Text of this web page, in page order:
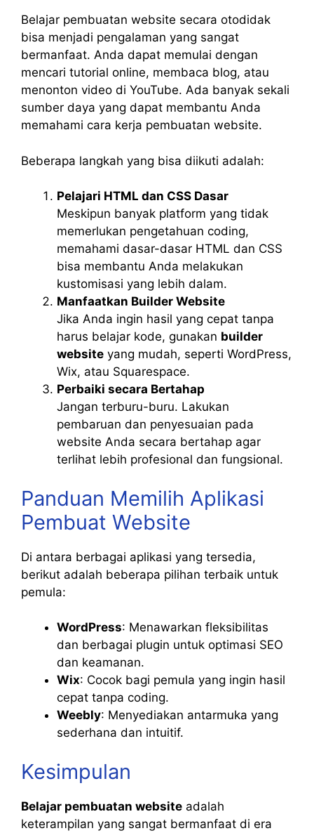
Belajar pembuatan website secara otodidak
bisa menjadi pengalaman yang sangat
bermanfaat. Anda dapat memulai dengan
mencari tutorial online, membaca blog, atau
menonton video di YouTube. Ada banyak sekali
sumber daya yang dapat membantu Anda
memahami cara kerja pembuatan website.
Beberapa langkah yang bisa diikuti adalah:
Pelajari HTML dan CSS Dasar
Meskipun banyak platform yang tidak
memerlukan pengetahuan coding,
memahami dasar-dasar HTML dan CSS
bisa membantu Anda melakukan
kustomisasi yang lebih dalam.
Manfaatkan Builder Website
Jika Anda ingin hasil yang cepat tanpa
harus belajar kode, gunakan builder
website yang mudah, seperti WordPress,
Wix, atau Squarespace.
Perbaiki secara Bertahap
Jangan terburu-buru. Lakukan
pembaruan dan penyesuaian pada
website Anda secara bertahap agar
terlihat lebih profesional dan fungsional.
Panduan Memilih Aplikasi
Pembuat Website
Di antara berbagai aplikasi yang tersedia,
berikut adalah beberapa pilihan terbaik untuk
pemula:
WordPress: Menawarkan fleksibilitas
dan berbagai plugin untuk optimasi SEO
dan keamanan.
Wix: Cocok bagi pemula yang ingin hasil
cepat tanpa coding.
Weebly: Menyediakan antarmuka yang
sederhana dan intuitif.
Kesimpulan
Belajar pembuatan website adalah
keterampilan yang sangat bermanfaat di era